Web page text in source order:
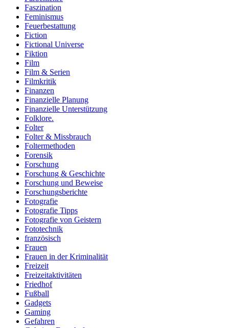
Faszination
Feminismus
Feuerbestattung
Fiction
Fictional Universe
Fiktion
Film
Film & Serien
Filmkritik
Finanzen
Finanzielle Planung
Finanzielle Unterstützung
Folklore.
Folter
Folter & Missbrauch
Foltermethoden
Forensik
Forschung
Forschung & Geschichte
Forschung und Beweise
Forschungsberichte
Fotografie
Fotografie Tipps
Fotografie von Geistern
Fototechnik
französisch
Frauen
Frauen in der Kriminalität
Freizeit
Freizeitaktivitäten
Friedhof
Fußball
Gadgets
Gaming
Gefahren